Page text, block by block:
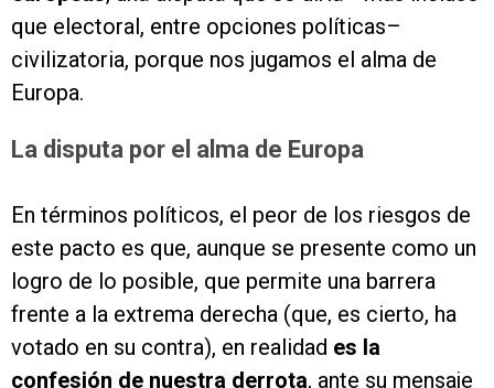
que electoral, entre opciones políticas–
civilizatoria, porque nos jugamos el alma de
Europa.
La disputa por el alma de Europa
En términos políticos, el peor de los riesgos de
este pacto es que, aunque se presente como un
logro de lo posible, que permite una barrera
frente a la extrema derecha (que, es cierto, ha
votado en su contra), en realidad es la
confesión de nuestra derrota, ante su mensaje